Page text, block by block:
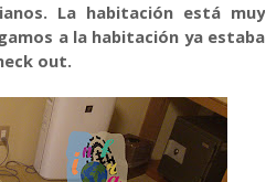
La habitación está muy
a la habitación ya estaba
out.